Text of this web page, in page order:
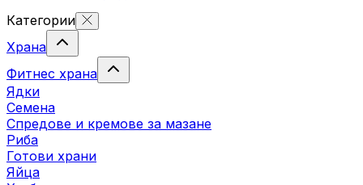
Категории
Храна
Фитнес храна
Ядки
Семена
Спредове и кремове за мазане
Риба
Готови храни
Яйца